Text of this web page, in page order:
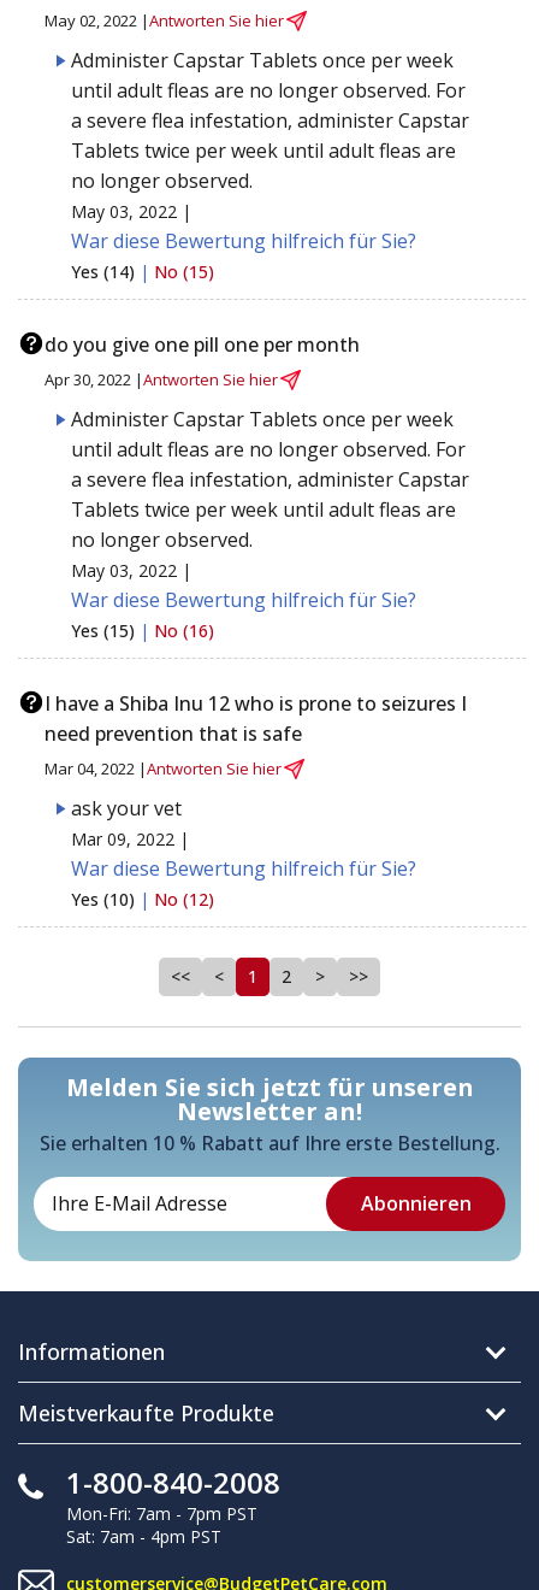
May 02, 2022 |Antworten Sie hier
Administer Capstar Tablets once per week
until adult fleas are no longer observed. For
a severe flea infestation, administer Capstar
Tablets twice per week until adult fleas are
no longer observed.
May 03, 2022 |
War diese Bewertung hilfreich für Sie?
Yes (14) | No (15)
do you give one pill one per month
Apr 30, 2022 |Antworten Sie hier
Administer Capstar Tablets once per week
until adult fleas are no longer observed. For
a severe flea infestation, administer Capstar
Tablets twice per week until adult fleas are
no longer observed.
May 03, 2022 |
War diese Bewertung hilfreich für Sie?
Yes (15) | No (16)
I have a Shiba Inu 12 who is prone to seizures I
need prevention that is safe
Mar 04, 2022 |Antworten Sie hier
ask your vet
Mar 09, 2022 |
War diese Bewertung hilfreich für Sie?
Yes (10) | No (12)
<< < 1 2 > >>
Melden Sie sich jetzt für unseren
Newsletter an!
Sie erhalten 10 % Rabatt auf Ihre erste Bestellung.
Informationen
Meistverkaufte Produkte
1-800-840-2008
Mon-Fri: 7am - 7pm PST
Sat: 7am - 4pm PST
customerservice@BudgetPetCare.com